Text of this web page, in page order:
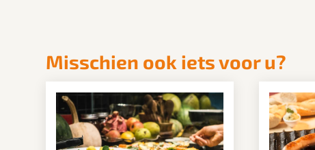
Misschien ook iets voor u?